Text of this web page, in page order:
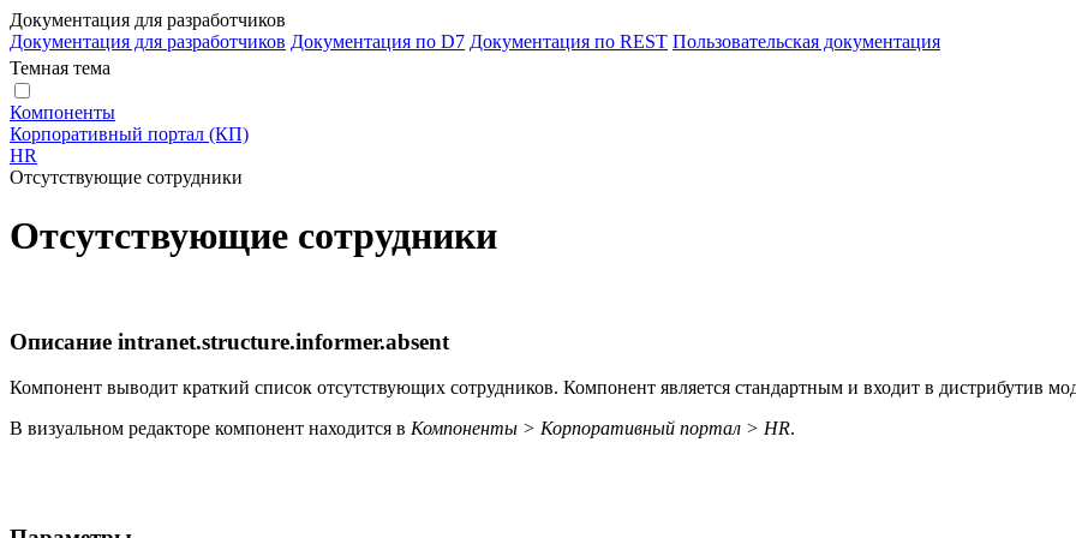
Документация для разработчиков
Документация для разработчиков Документация по D7 Документация по REST Пользовательская документация
Темная тема
Компоненты
Корпоративный портал (КП)
HR
Отсутствующие сотрудники
Отсутствующие сотрудники
Описание intranet.structure.informer.absent
Компонент выводит краткий список отсутствующих сотрудников. Компонент является стандартным и входит в дистрибутив
В визуальном редакторе компонент находится в Компоненты > Корпоративный портал > HR.